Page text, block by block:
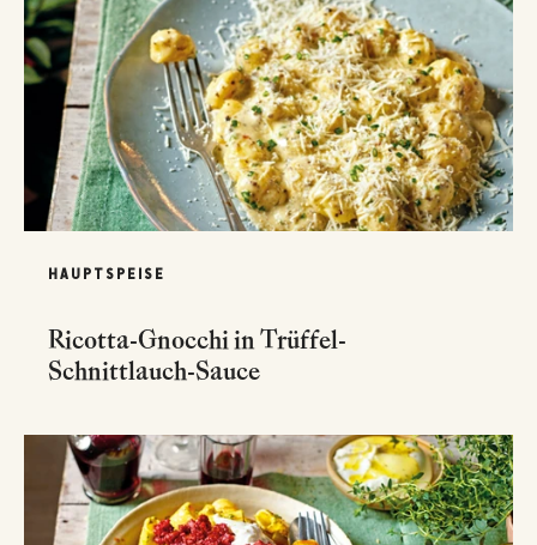
HAUPTSPEISE
Ricotta-Gnocchi in Trüffel-
Schnittlauch-Sauce